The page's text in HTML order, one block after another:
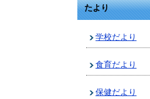
たより
学校だより
食育だより
保健だより